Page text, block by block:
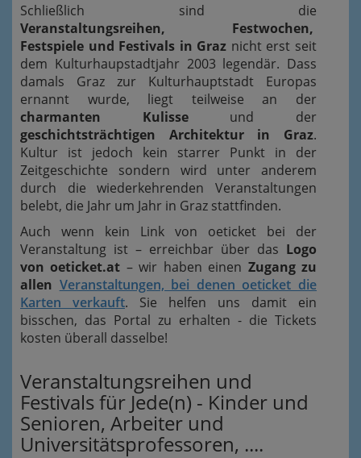
Schließlich sind die
Veranstaltungsreihen, Festwochen,
Festspiele und Festivals in Graz nicht erst seit
dem Kulturhaupstadtjahr 2003 legendär. Dass
damals Graz zur Kulturhauptstadt Europas
ernannt wurde, liegt teilweise an der
charmanten Kulisseund der
geschichtsträchtigen Architektur in Graz.
Kultur ist jedoch kein starrer Punkt in der
Zeitgeschichte sondern wird unter anderem
durch die wiederkehrenden Veranstaltungen
belebt, die Jahr um Jahr in Graz stattfinden.
Auch wenn kein Link von oeticket bei der
Veranstaltung ist – erreichbar über das Logo
von oeticket.at – wir haben einen Zugang zu
allen Veranstaltungen, bei denen oeticket die
Karten verkauft. Sie helfen uns damit ein
bisschen, das Portal zu erhalten - die Tickets
kosten überall dasselbe!
Veranstaltungsreihen und
Festivals für Jede(n) - Kinder und
Senioren, Arbeiter und
Universitätsprofessoren, ....